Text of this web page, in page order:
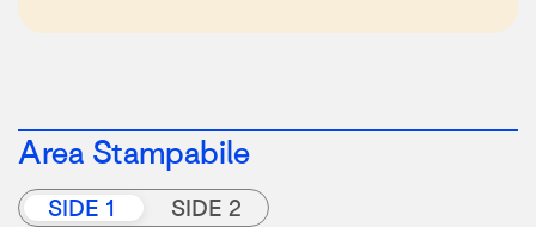
Area Stampabile
SIDE 1 SIDE 2